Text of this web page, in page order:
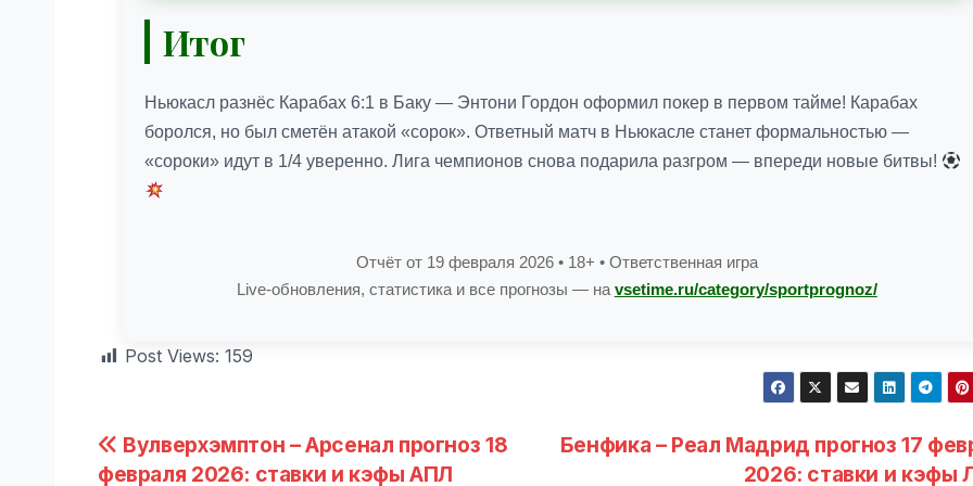
Итог
Ньюкасл разнёс Карабах 6:1 в Баку — Энтони Гордон оформил покер в первом тайме! Карабах
боролся, но был сметён атакой «сорок». Ответный матч в Ньюкасле станет формальностью —
«сороки» идут в 1/4 уверенно. Лига чемпионов снова подарила разгром — впереди новые битвы!
Отчёт от 19 февраля 2026 • 18+ • Ответственная игра
Live-обновления, статистика и все прогнозы — на vsetime.ru/category/sportprognoz/
Post Views: 159
Навигация
Бенфика – Реал Мадрид прогноз 17
2026: ставки и кэфы
Вулверхэмптон – Арсенал прогноз 18
февраля 2026: ставки и кэфы АПЛ